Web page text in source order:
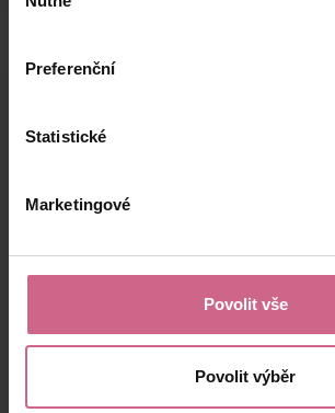
souhlasu
Preferenční
Statistické
Marketingové
Povolit vše
Povolit výběr